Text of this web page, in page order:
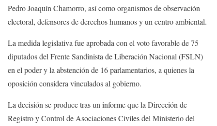
Pedro Joaquín Chamorro, así como organismos de observación
electoral, defensores de derechos humanos y un centro ambiental.
La medida legislativa fue aprobada con el voto favorable de 75
diputados del Frente Sandinista de Liberación Nacional (FSLN)
en el poder y la abstención de 16 parlamentarios, a quienes la
oposición considera vinculados al gobierno.
La decisión se produce tras un informe que la Dirección de
Registro y Control de Asociaciones Civiles del Ministerio del